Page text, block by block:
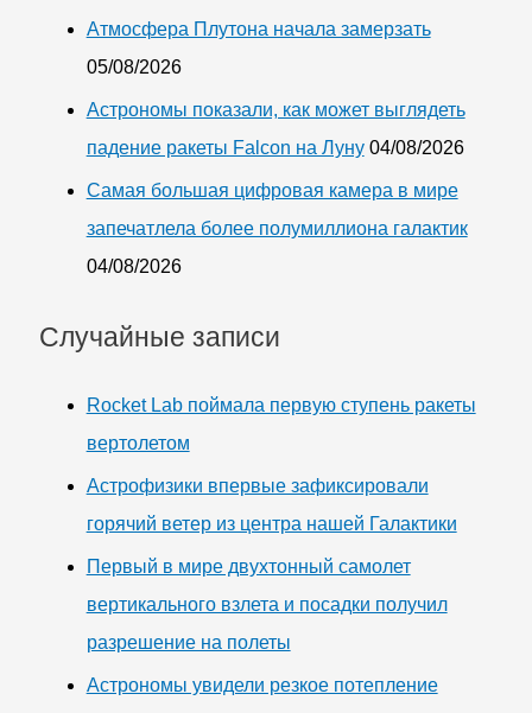
Атмосфера Плутона начала замерзать
05/08/2026
Астрономы показали, как может выглядеть
падение ракеты Falcon на Луну 04/08/2026
Самая большая цифровая камера в мире
запечатлела более полумиллиона галактик
04/08/2026
Случайные записи
Rocket Lab поймала первую ступень ракеты
вертолетом
Астрофизики впервые зафиксировали
горячий ветер из центра нашей Галактики
Первый в мире двухтонный самолет
вертикального взлета и посадки получил
разрешение на полеты
Астрономы увидели резкое потепление